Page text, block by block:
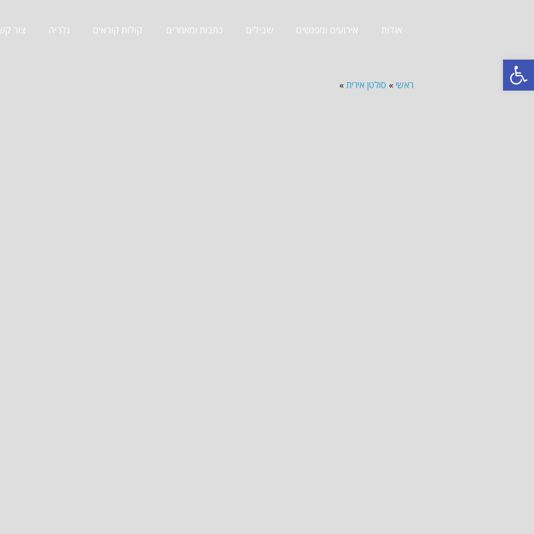
פתח סרגל נגישות
אודות אירועים ומפגשים שבילים כתבות ומאמרים קולות קוראים גלריה צור
ראשי » סולטן אירית »